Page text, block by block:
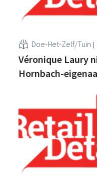
Doe-Het-Zelf/Tuin
Véronique Laury
Hornbach-